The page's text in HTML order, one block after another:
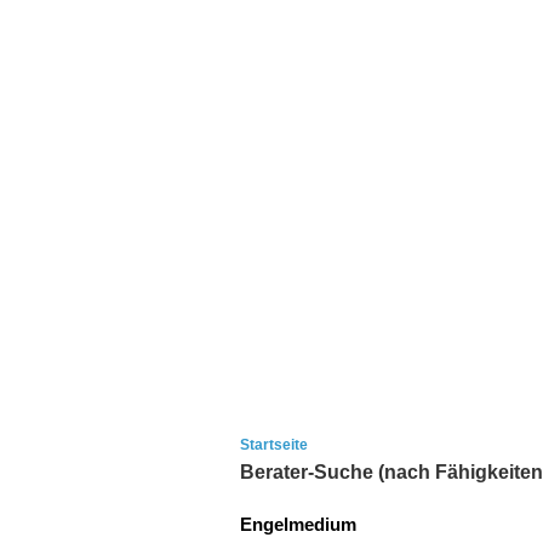
Startseite
Berater-Suche (nach
Engelmedium